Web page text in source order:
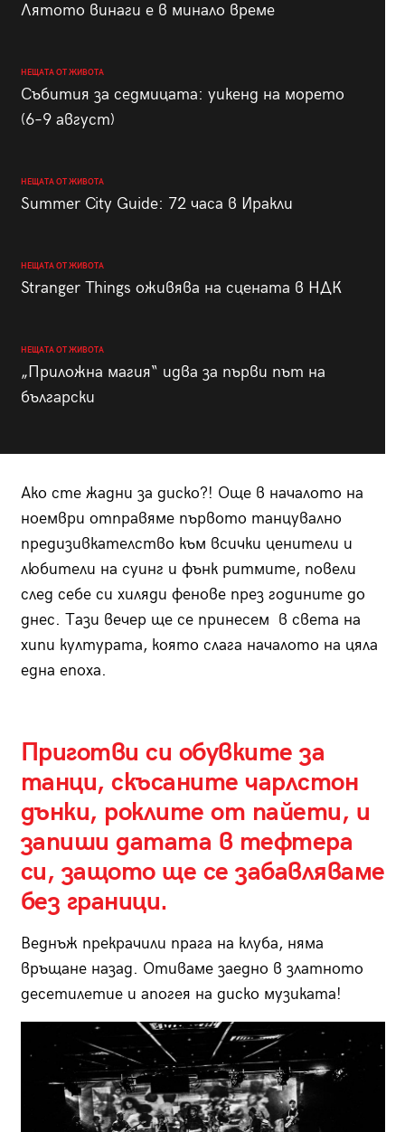
Лятото винаги е в минало време
НЕЩАТА ОТ ЖИВОТА
Събития за седмицата: уикенд на морето
(6–9 август)
НЕЩАТА ОТ ЖИВОТА
Summer City Guide: 72 часа в Иракли
НЕЩАТА ОТ ЖИВОТА
Stranger Things оживява на сцената в НДК
НЕЩАТА ОТ ЖИВОТА
„Приложна магия“ идва за първи път на
български
Ако сте жадни за диско?! Още в началото на
ноември отправяме първото танцувално
предизивкателство към всички ценители и
любители на суинг и фънк ритмите, повели
след себе си хиляди фенове през годините до
днес. Тази вечер ще се принесем в света на
хипи културата, която слага началото на цяла
една епоха.
Приготви си обувките за
танци, скъсаните чарлстон
дънки, роклите от пайети, и
запиши датата в тефтера
си, защото ще се забавляваме
без граници.
Веднъж прекрачили прага на клуба, няма
връщане назад. Отиваме заедно в златното
десетилетие и апогея на диско музиката!